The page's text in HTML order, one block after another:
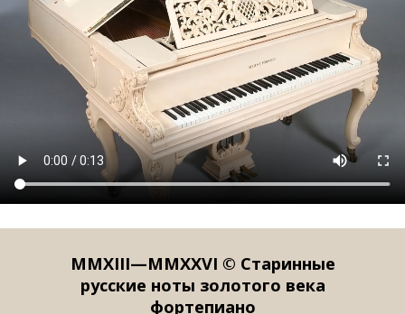
MMXIII—MMXXVI © Старинные
русские ноты золотого века
фортепиано